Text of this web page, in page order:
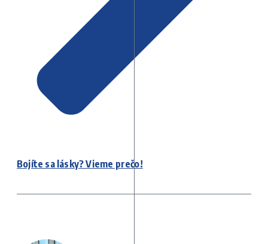
Bojíte sa lásky? Vieme prečo!